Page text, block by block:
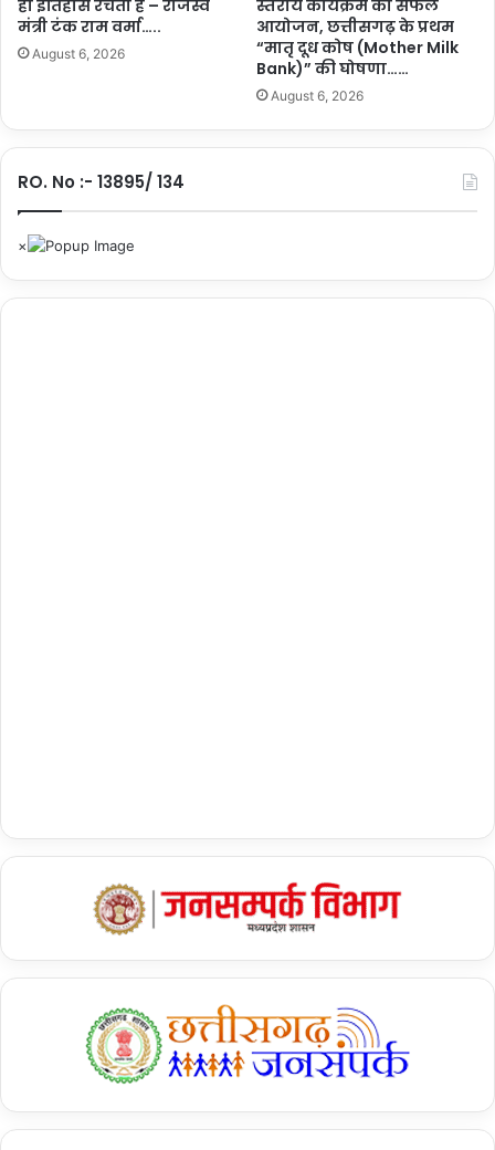
More
श
वं
कि
या
लो
र्प
न
…
.
ही इतिहास रचती है – राजस्व
मंत्री टंक राम वर्मा…..
August 6, 2026
स्तरीय कार्यक्रम का सफल
आयोजन, छत्तीसगढ़ के प्रथम
“मातृ दूध कोष (Mother Milk
Bank)” की घोषणा……
August 6, 2026
RO. No :- 13895/ 134